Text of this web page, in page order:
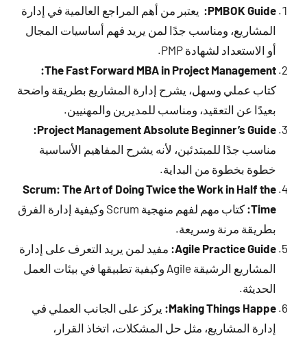
PMBOK Guide:
يعتبر من أهم المراجع العالمية في إدارة
المشاريع، ومناسب جدًا لمن يريد فهم أساسيات المجال
أو الاستعداد لشهادة PMP.
The Fast Forward MBA in Project Management:
كتاب عملي وسهل، يشرح إدارة المشاريع بطريقة واضحة
بعيدًا عن التعقيد، ومناسب للمديرين والمهنيين.
Project Management Absolute Beginner’s Guide:
مناسب جدًا للمبتدئين، لأنه يشرح المفاهيم الأساسية
خطوة بخطوة من البداية.
Scrum: The Art of Doing Twice the Work in Half the
Time:
كتاب مهم لفهم منهجية Scrum وكيفية إدارة الفرق
بطريقة مرنة وسريعة.
Agile Practice Guide: مفيد لمن يريد التعرف على إدارة
المشاريع الرشيقة Agile وكيفية تطبيقها في بيئات العمل
الحديثة.
Making Things Happe: يركز على الجانب العملي في
إدارة المشاريع، مثل حل المشكلات، اتخاذ القرار،